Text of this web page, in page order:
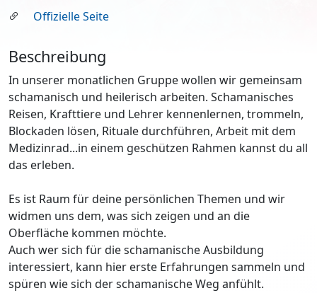
Offizielle Seite
Beschreibung
In unserer monatlichen Gruppe wollen wir gemeinsam
schamanisch und heilerisch arbeiten. Schamanisches
Reisen, Krafttiere und Lehrer kennenlernen, trommeln,
Blockaden lösen, Rituale durchführen, Arbeit mit dem
Medizinrad...in einem geschützen Rahmen kannst du all
das erleben.
Es ist Raum für deine persönlichen Themen und wir
widmen uns dem, was sich zeigen und an die
Oberfläche kommen möchte.
Auch wer sich für die schamanische Ausbildung
interessiert, kann hier erste Erfahrungen sammeln und
spüren wie sich der schamanische Weg anfühlt.